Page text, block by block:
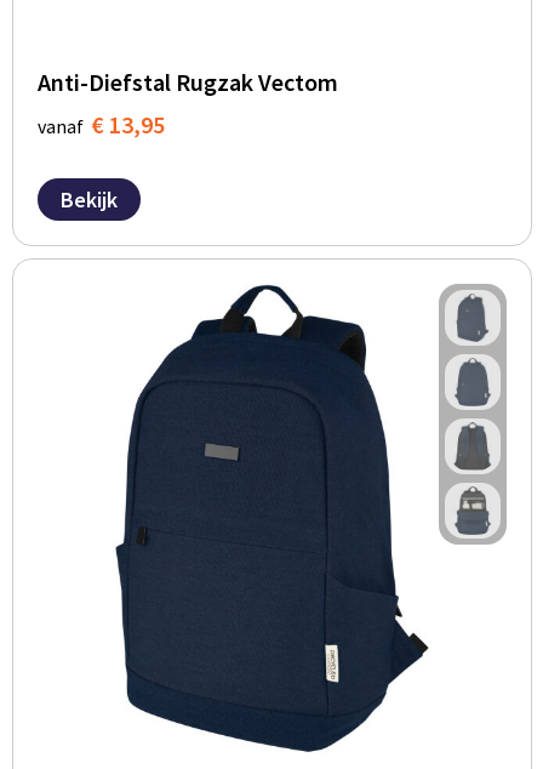
Anti-Diefstal Rugzak Vectom
vanaf € 13,95
Bekijk